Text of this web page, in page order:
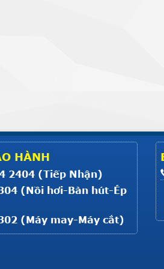
HÀNH
2404 (Tiếp Nhận)
(Nồi hơi-Bàn hút-Ép
(Máy may-Máy cắt)